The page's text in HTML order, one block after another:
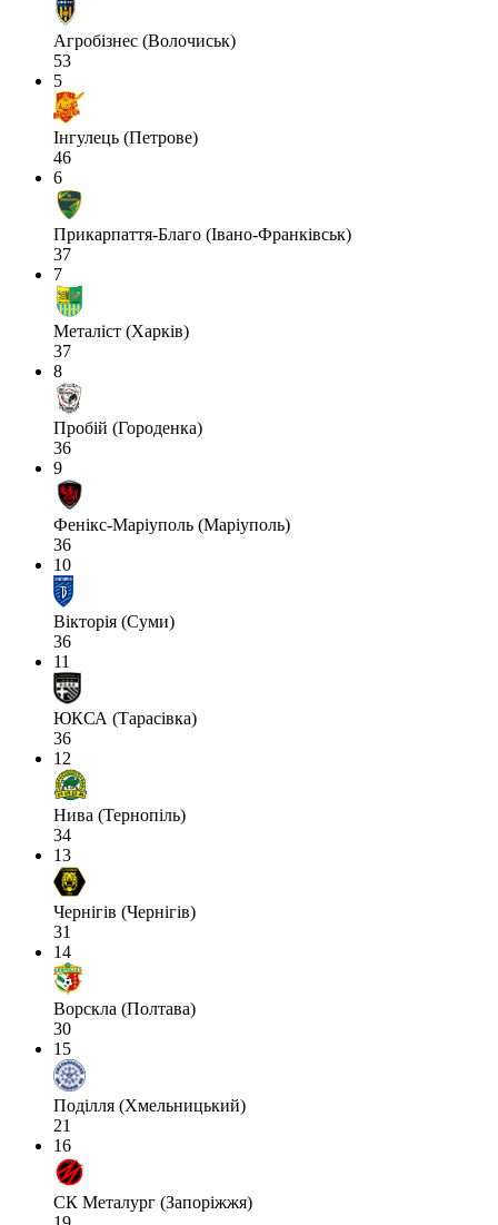
Агробізнес (Волочиськ)
53
5
Інгулець (Петрове)
46
6
Прикарпаття-Благо (Івано-Франківськ)
37
7
Металіст (Харків)
37
8
Пробій (Городенка)
36
9
Фенікс-Маріуполь (Маріуполь)
36
10
Вікторія (Суми)
36
11
ЮКСА (Тарасівка)
36
12
Нива (Тернопіль)
34
13
Чернігів (Чернігів)
31
14
Ворскла (Полтава)
30
15
Поділля (Хмельницький)
21
16
СК Металург (Запоріжжя)